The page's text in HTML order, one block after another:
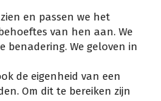
en passen we het
van hen aan. We
We geloven in
de eigenheid van een
Om dit te bereiken zijn